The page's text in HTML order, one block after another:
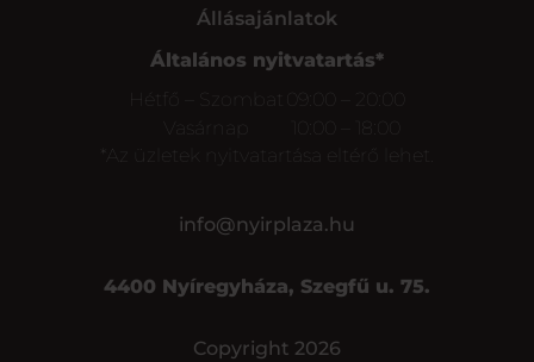
Állásajánlatok
Általános nyitvatartás*
Hétfő – Szombat
09:00 – 20:00
Vasárnap
*Az üzletek nyitvatartása eltérő lehet.
info@nyirplaza.hu
4400 Nyíregyháza, Szegfű u. 75.
Copyright 2026